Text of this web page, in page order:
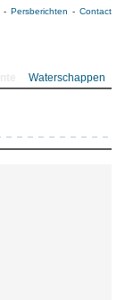
Persberichten Contact
Waterschappen